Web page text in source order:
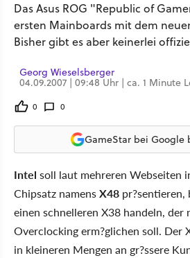
Das Asus ROG "Republic of
ersten Mainboards mit dem
Bisher gibt es aber keinerlei
Georg Wieselsberger
04.09.2007 | 09:48 Uhr | ca. 1 Minute
0 0
GameStar bei Google
Intel soll laut mehreren Webseiten
Chipsatz namensX48 pr?sentieren,
einen schnelleren X38 handeln, der
Overclocking erm?glichen soll. Der
in kleineren Mengen an gr?ssere